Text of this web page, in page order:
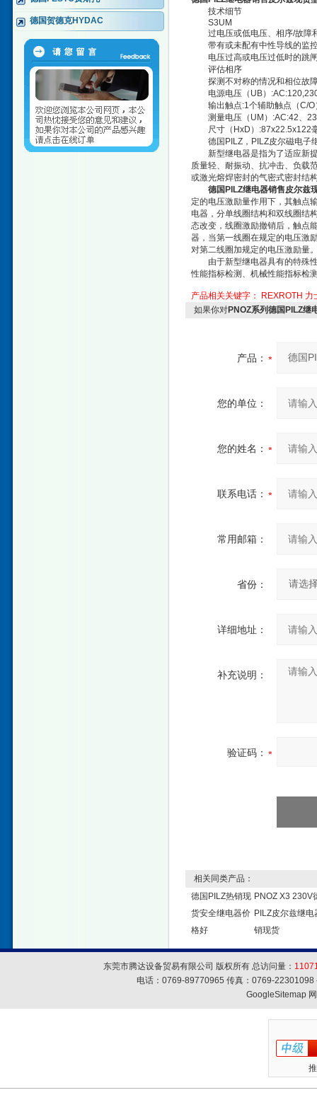
德国贺德克HYDAC
技术细节
S3UM
过电压或低电压、相序/故障
带有或未配有中性导线的监
电压过高或电压过低时的跳
评估相序
探测不对称的情况和相位故
电源电压（UB）
输出触点:1个辅助触点（C/O
测量电压（UM）:AC:42、
尺寸（HxD）:87x22.5x122
德国PILZ，PILZ皮尔磁电子
新型继电器是指为了适应新提
质量轻、耐振动、抗冲击、负载
或激光熔焊密封的气密式密封结
德国PILZ继电器销售皮尔兹
定的电压激励量作用下，其触点
电器，分单线圈结构和双线圈结
态改变，线圈激励撤销后，触点
器，当第一线圈在规定的电压激
对第二线圈加规定的电压激励量
由于新型继电器具有的特殊性
性能指标检测、机械性能指标检
产品相关关键字：
REXROTH 力
如果你对PNOZ系列德国PILZ继
产品：
您的单位：
您的姓名：
联系电话：
常用邮箱：
省份：
详细地址：
补充说明：
验证码：
相关同类产品：
德国PILZ热销现
货安全继电器价
格好
PNOZ X3 230V
PILZ皮尔兹继电
销现货
东莞市腾达设备贸易有限公司 版权所有 总访问量：
电话：0769-89770965 传真：0769-
GoogleSitemap网